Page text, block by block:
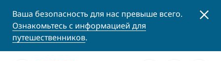
Ваша безопасность для нас превыше всего.
Ознакомьтесь с информацией для
путешественников.